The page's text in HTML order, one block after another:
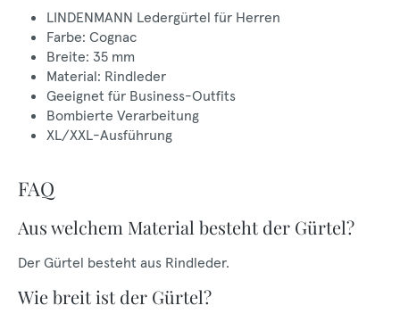
LINDENMANN Ledergürtel für Herren
Farbe: Cognac
Breite: 35 mm
Material: Rindleder
Geeignet für Business-Outfits
Bombierte Verarbeitung
XL/XXL-Ausführung
FAQ
Aus welchem Material besteht der Gürtel?
Der Gürtel besteht aus Rindleder.
Wie breit ist der Gürtel?